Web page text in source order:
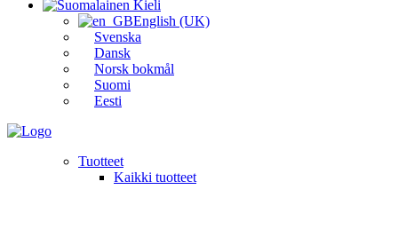
Kieli
English (UK)
Svenska
Dansk
Norsk bokmål
Suomi
Eesti
Tuotteet
Kaikki tuotteet